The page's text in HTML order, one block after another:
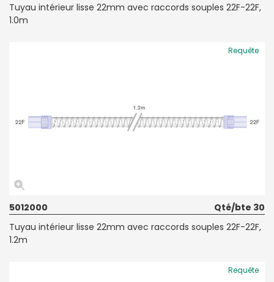
Tuyau intérieur lisse 22mm avec raccords souples 22F-22F,
1.0m
Requête
5012000
Qté/bte 30
Tuyau intérieur lisse 22mm avec raccords souples 22F-22F,
1.2m
Requête